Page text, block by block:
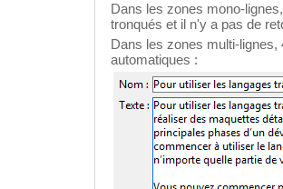
Dans les zones mono-
tronqués et il n'y a pas de
Dans les zones multi-
automatiques :